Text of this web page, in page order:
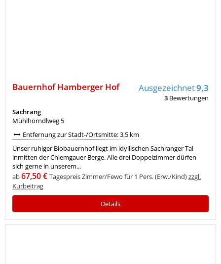
Bauernhof Hamberger Hof Ausgezeichnet9,3
3 Bewertungen
Sachrang
Mühlhörndlweg 5
Entfernung zur Stadt-/Ortsmitte: 3,5 km
Unser ruhiger Biobauernhof liegt im idyllischen Sachranger Tal
inmitten der Chiemgauer Berge. Alle drei Doppelzimmer dürfen
sich gerne in unserem...
ab67,50 € Tagespreis Zimmer/Fewo für 1 Pers. (Erw./Kind)zzgl.
Kurbeitrag
Details